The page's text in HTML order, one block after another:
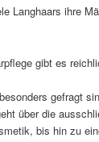
Langhaars ihre
gibt es
gefragt
über die
bis hin zu